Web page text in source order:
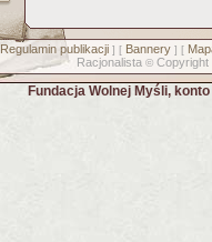
Regulamin publikacji] [ Bannery] [
Racjonalista © Copyright
Fundacja Wolnej Myśli,